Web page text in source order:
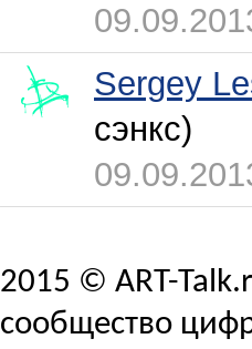
Sergey
сэнкс)
2015 © ART-
сообщество